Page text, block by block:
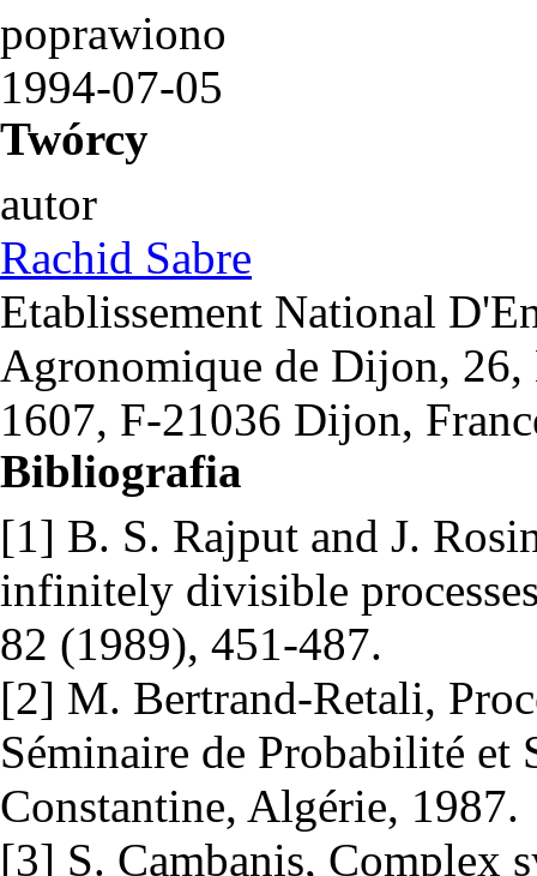
poprawiono
1994-07-05
Twórcy
autor
Rachid Sabre
Etablissement National
Agronomique de Dijon, 26,
1607, F-21036 Dijon,
Bibliografia
[1] B. S. Rajput and J.
infinitely divisible
82 (1989), 451-487.
[2] M. Bertrand-Retali,
Séminaire de Probabilité et
Constantine, Algérie, 1987.
[3] S. Cambanis, Complex